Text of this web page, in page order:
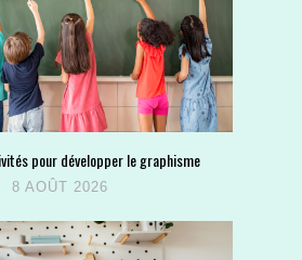
pour développer le graphisme
8 AOÛT 2026